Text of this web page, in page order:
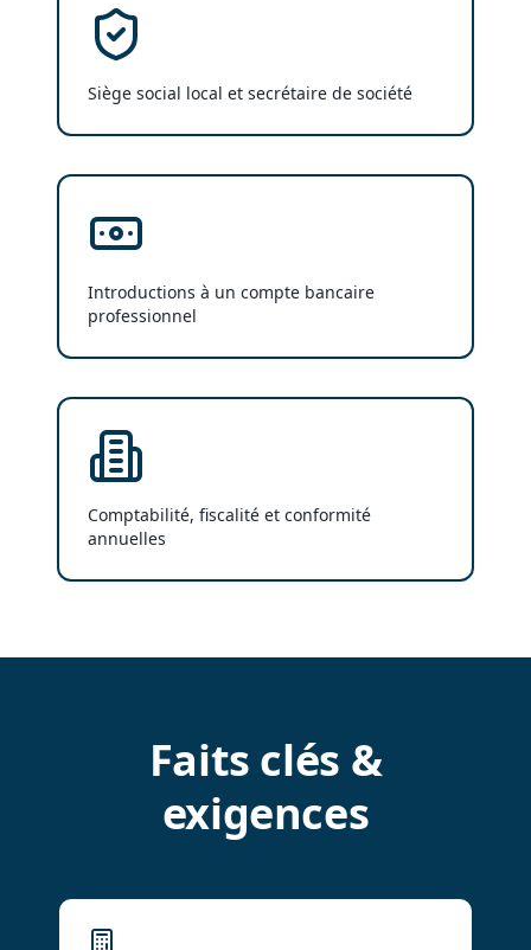
Siège social local et secrétaire de société
Introductions à un compte bancaire
professionnel
Comptabilité, fiscalité et conformité
annuelles
Faits clés &
exigences